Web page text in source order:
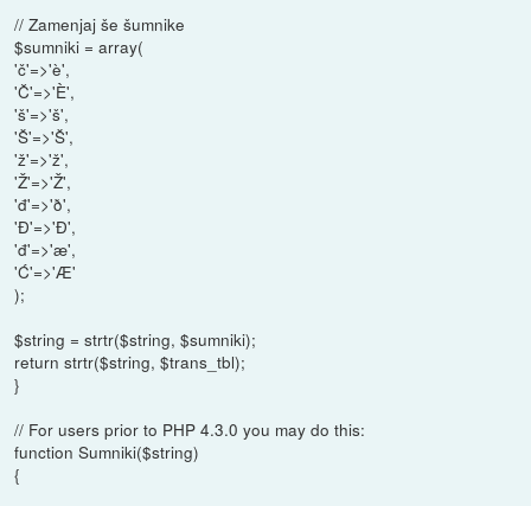
// Zamenjaj še šumnike
$sumniki = array(
'č'=>'è',
'Č'=>'È',
'š'=>'š',
'Š'=>'Š',
'ž'=>'ž',
'Ž'=>'Ž',
'đ'=>'ð',
'Đ'=>'Ð',
'đ'=>'æ',
'Ć'=>'Æ'
);
$string = strtr($string, $sumniki);
return strtr($string, $trans_tbl);
}
// For users prior to PHP 4.3.0 you may do this:
function Sumniki($string)
{